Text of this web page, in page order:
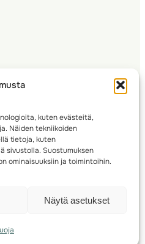
kuten evästeitä,
Näiden tekniikoiden
tietoja, kuten
sivustolla. Suostumuksen
ominaisuuksiin ja toimintoihin.
Näytä asetukset